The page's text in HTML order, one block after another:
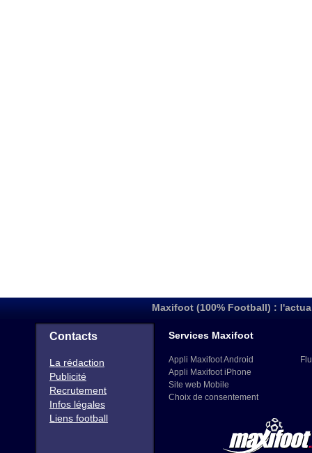
Maxifoot (100% Football) :
Contacts
La rédaction
Publicité
Recrutement
Infos légales
Liens football
Services Maxifoot
Appli Maxifoot Android
Appli Maxifoot iPhone
Site web Mobile
Choix de consentement